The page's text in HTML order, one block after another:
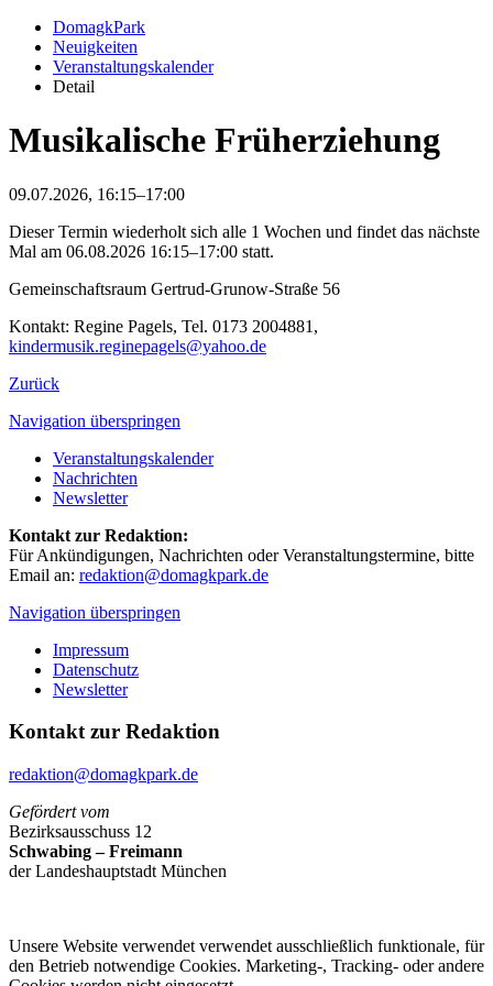
DomagkPark
Neuigkeiten
Veranstaltungskalender
Detail
Musikalische Früherziehung
09.07.2026, 16:15–17:00
Dieser Termin wiederholt sich alle 1 Wochen und findet das nächste
Mal am 06.08.2026 16:15–17:00 statt.
Gemeinschaftsraum Gertrud-Grunow-Straße 56
Kontakt: Regine Pagels, Tel. 0173 2004881,
kindermusik.reginepagels@yahoo.de
Zurück
Navigation überspringen
Veranstaltungskalender
Nachrichten
Newsletter
Kontakt zur Redaktion:
Für Ankündigungen, Nachrichten oder Veranstaltungstermine, bitte
Email an: redaktion@domagkpark.de
Navigation überspringen
Impressum
Datenschutz
Newsletter
Kontakt zur Redaktion
redaktion@domagkpark.de
Gefördert vom
Bezirksausschuss 12
Schwabing – Freimann
der Landeshauptstadt München
Unsere Website verwendet verwendet ausschließlich funktionale, für
den Betrieb notwendige Cookies. Marketing-, Tracking- oder andere